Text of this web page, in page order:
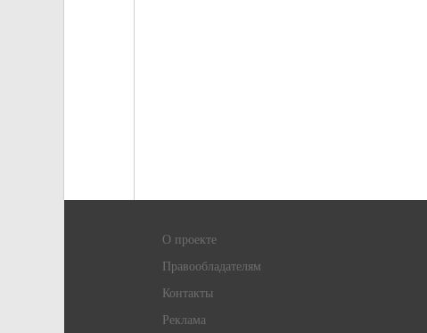
О проекте
Правообладателям
Контакты
Реклама